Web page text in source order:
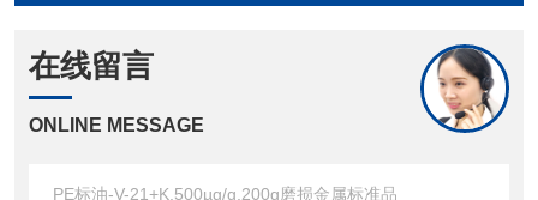
在线留言
ONLINE MESSAGE